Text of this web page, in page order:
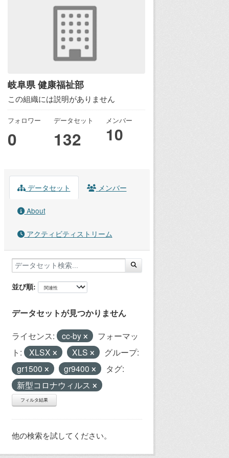
岐阜県 健康福祉部
この組織には説明がありません
フォロワー
0
データセット
132
メンバー
10
データセット メンバー
About
アクティビティストリーム
並び順
データセットが見つかりません
ライセンス: cc-by
フォーマッ
ト:
XLSX XLS
グループ:
gr1500
gr9400
タグ:
新型コロナウィルス
フィルタ結果
他の検索を試してください。